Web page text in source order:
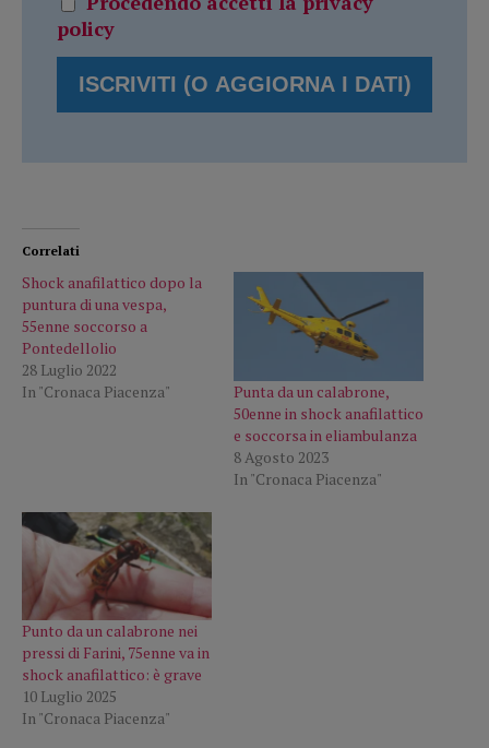
policy
Correlati
Shock anafilattico dopo la
puntura di una vespa,
55enne soccorso a
Pontedellolio
28 Luglio 2022
In "Cronaca Piacenza"
Punta da un calabrone,
50enne in shock anafilattico
e soccorsa in eliambulanza
8 Agosto 2023
In "Cronaca Piacenza"
Punto da un calabrone nei
pressi di Farini, 75enne va in
shock anafilattico: è grave
10 Luglio 2025
In "Cronaca Piacenza"